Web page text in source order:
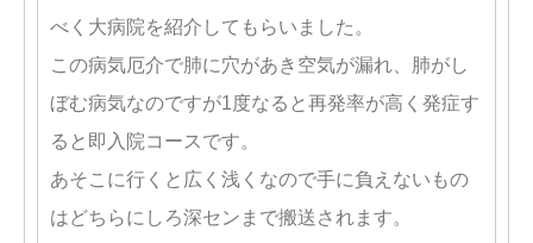
べく大病院を紹介してもらいました。
この病気厄介で肺に穴があき空気が漏れ、肺がし
ぼむ病気なのですが1度なると再発率が高く発症す
ると即入院コースです。
あそこに行くと広く浅くなので手に負えないもの
はどちらにしろ深センまで搬送されます。